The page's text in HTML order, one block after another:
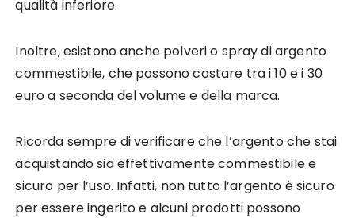
qualità inferiore.
Inoltre, esistono anche polveri o spray di argento
commestibile, che possono costare tra i 10 e i 30
euro a seconda del volume e della marca.
Ricorda sempre di verificare che l’argento che stai
acquistando sia effettivamente commestibile e
sicuro per l’uso. Infatti, non tutto l’argento è sicuro
per essere ingerito e alcuni prodotti possono